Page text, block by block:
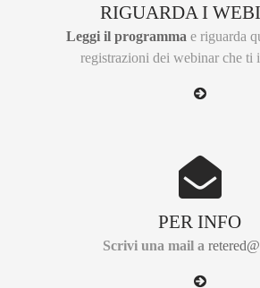
RIGUARDA I
Leggi il programma e riguarda
registrazioni dei webinar che ti
PER INFO
Scrivi una mail a